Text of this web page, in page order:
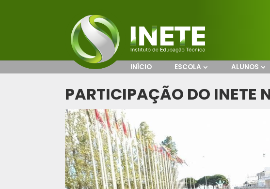
INÍCIO ESCOLA ALUNOS
PARTICIPAÇÃO DO INETE